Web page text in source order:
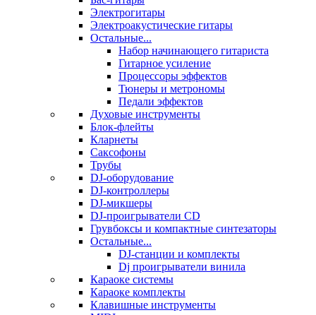
Электрогитары
Электроакустические гитары
Остальные...
Набор начинающего гитариста
Гитарное усиление
Процессоры эффектов
Тюнеры и метрономы
Педали эффектов
Духовые инструменты
Блок-флейты
Кларнеты
Саксофоны
Трубы
DJ-оборудование
DJ-контроллеры
DJ-микшеры
DJ-проигрыватели CD
Грувбоксы и компактные синтезаторы
Остальные...
DJ-станции и комплекты
Dj проигрыватели винила
Караоке системы
Караоке комплекты
Клавишные инструменты